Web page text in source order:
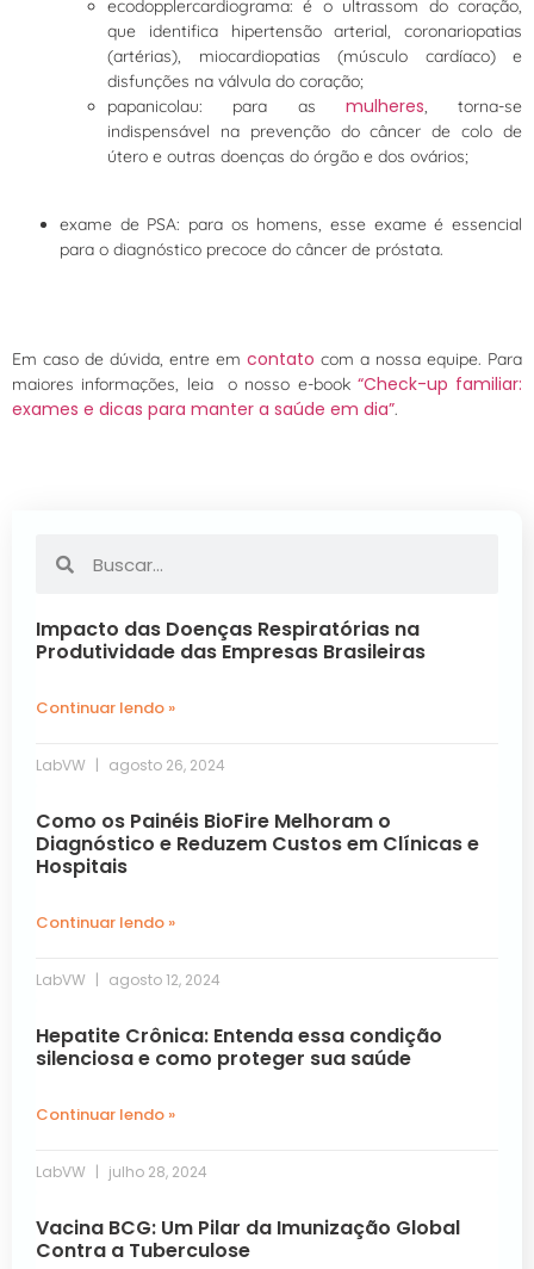
ecodopplercardiograma: é o ultrassom do coração,
que identifica hipertensão arterial, coronariopatias
(artérias), miocardiopatias (músculo cardíaco) e
disfunções na válvula do coração;
papanicolau: para as mulheres, torna-se
indispensável na prevenção do câncer de colo de
útero e outras doenças do órgão e dos ovários;
exame de PSA: para os homens, esse exame é essencial
para o diagnóstico precoce do câncer de próstata.
Em caso de dúvida, entre em contato com a nossa equipe. Para
maiores informações, leia o nosso e-book “Check-up familiar:
exames e dicas para manter a saúde em dia”.
Impacto das Doenças Respiratórias na
Produtividade das Empresas Brasileiras
Continuar lendo »
LabVW agosto 26, 2024
Como os Painéis BioFire Melhoram o
Diagnóstico e Reduzem Custos em Clínicas e
Hospitais
Continuar lendo »
LabVW agosto 12, 2024
Hepatite Crônica: Entenda essa condição
silenciosa e como proteger sua saúde
Continuar lendo »
LabVW julho 28, 2024
Vacina BCG: Um Pilar da Imunização Global
Contra a Tuberculose